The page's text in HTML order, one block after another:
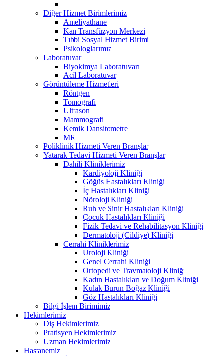
Diğer Hizmet Birimlerimiz
Ameliyathane
Kan Transfüzyon Merkezi
Tıbbi Sosyal Hizmet Birimi
Psikologlarımız
Laboratuvar
Biyokimya Laboratuvarı
Acil Laboratuvar
Görüntüleme Hizmetleri
Röntgen
Tomografi
Ultrason
Mammografi
Kemik Dansitometre
MR
Poliklinik Hizmeti Veren Branşlar
Yatarak Tedavi Hizmeti Veren Branşlar
Dahili Kliniklerimiz
Kardiyoloji Kliniği
Göğüs Hastalıkları Kliniği
İç Hastalıkları Kliniği
Nöroloji Kliniği
Ruh ve Sinir Hastalıkları Kliniği
Çocuk Hastalıkları Kliniği
Fizik Tedavi ve Rehabilitasyon Kliniği
Dermatoloji (Cildiye) Kliniği
Cerrahi Kliniklerimiz
Üroloji Kliniği
Genel Cerrahi Kliniği
Ortopedi ve Travmatoloji Kliniği
Kadın Hastalıkları ve Doğum Kliniği
Kulak Burun Boğaz Kliniği
Göz Hastalıkları Kliniği
Bilgi İşlem Birimimiz
Hekimlerimiz
Diş Hekimlerimiz
Pratisyen Hekimlerimiz
Uzman Hekimlerimiz
Hastanemiz